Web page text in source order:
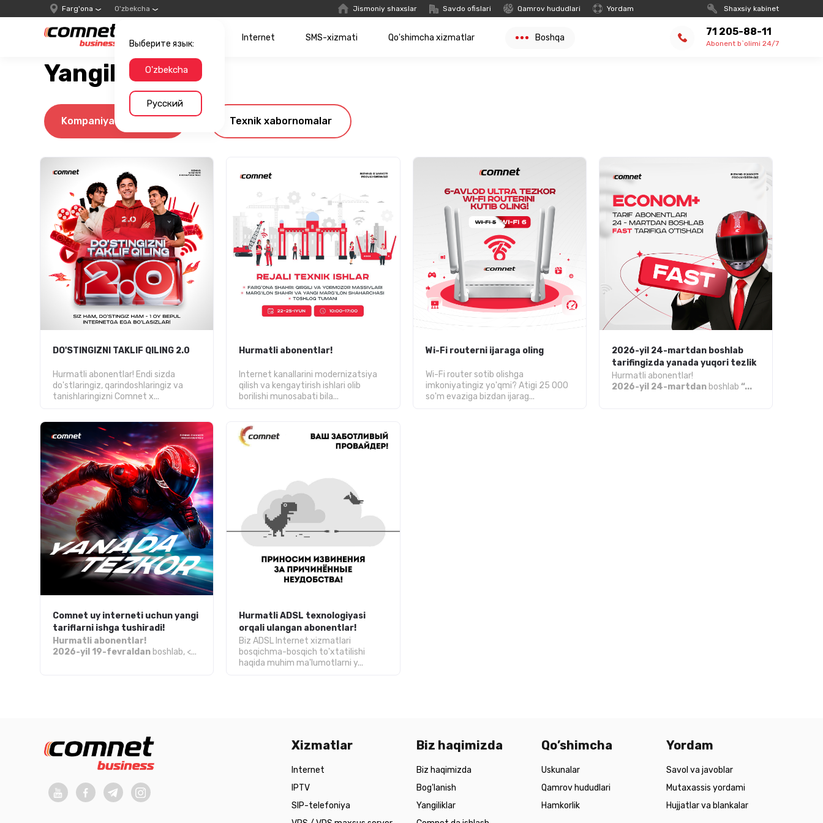
Farg'ona O'zbekcha
Выберите язык:
O'zbekcha
Русский
Jismoniy shaxslar Savdo ofislari Qamrov hududlari Yordam Shaxsiy kabinet
Internet SMS-xizmati Qo'shimcha xizmatlar Boshqa 71 205-88-11
Abonent b`olimi 24/7
Yangiliklar
Kompaniya yangiliklari Texnik xabornomalar
DO'STINGIZNI TAKLIF QILING 2.0
Hurmatli abonentlar! Endi sizda
do'stlaringiz, qarindoshlaringiz va
tanishlaringizni Comnet x...
Hurmatli abonentlar!
Internet kanallarini modernizatsiya
qilish va kengaytirish ishlari olib
borilishi munosabati bila...
Wi-Fi routerni ijaraga oling
Wi-Fi router sotib olishga
imkoniyatingiz yo'qmi? Atigi 25 000
so'm evaziga bizdan ijarag...
2026-yil 24-martdan boshlab
tarifingizda yanada yuqori tezlik
Hurmatli abonentlar!
2026-yil 24-martdan boshlab “...
Comnet uy interneti uchun yangi
tariflarni ishga tushiradi!
Hurmatli abonentlar!
2026-yil 19-fevraldan boshlab, <...
Hurmatli ADSL texnologiyasi
orqali ulangan abonentlar!
Biz ADSL Internet xizmatlari
bosqichma-bosqich to'xtatilishi
haqida muhim ma'lumotlarni y...
Xizmatlar
Internet
IPTV
SIP-telefoniya
Biz haqimizda
Biz haqimizda
Bog'lanish
Yangiliklar
Qo’shimcha
Uskunalar
Qamrov hududlari
Hamkorlik
Yordam
Savol va javoblar
Mutaxassis yordami
Hujjatlar va blankalar